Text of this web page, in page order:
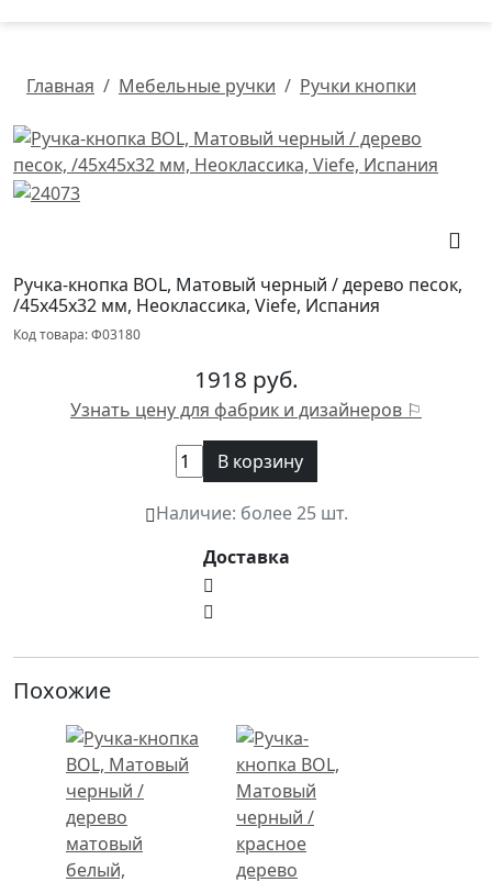
Главная Мебельные ручки Ручки кнопки
Ручка-кнопка BOL, Матовый черный / дерево песок,
/45х45х32 мм, Неоклассика, Viefe, Испания
Код товара: Ф03180
1918 руб.
Узнать цену для фабрик и дизайнеров ⚐
В корзину
Наличие: более 25 шт.
Доставка
Похожие